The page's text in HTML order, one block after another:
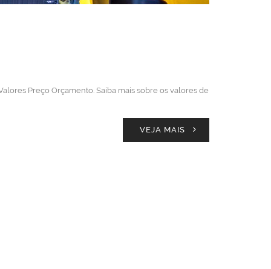
Preço Orçamento. Saiba mais sobre os valores de
VEJA MAIS